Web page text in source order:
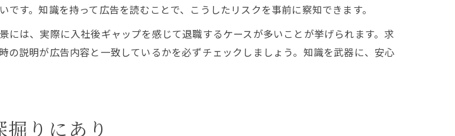
す。知識を持って広告を読むことで、こうしたリスクを事前に察知できます。
は、実際に入社後ギャップを感じて退職するケースが多いことが挙げられます。求
説明が広告内容と一致しているかを必ずチェックしましょう。知識を武器に、安心
りにあり